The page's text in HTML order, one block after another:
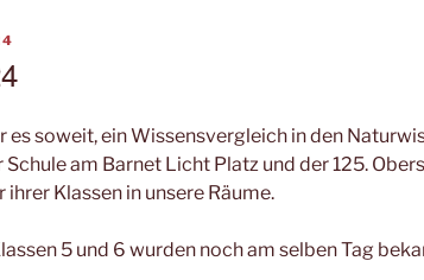
es soweit, ein Wissensvergleich in den
Schule am Barnet Licht Platz und der 125.
Klassen in unsere Räume.
5 und 6 wurden noch am selben Tag